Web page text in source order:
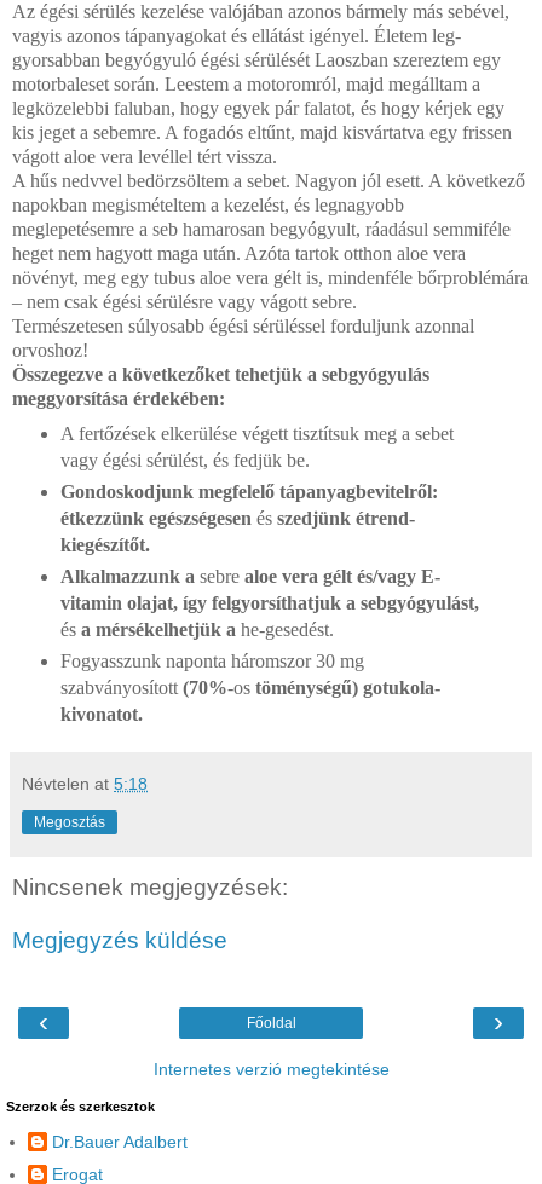
Az égési sérülés kezelése valójában azonos bármely más sebé­vel,
vagyis azonos tápanyagokat és ellátást igényel. Életem leg­
gyorsabban begyógyuló égési sérülését Laoszban szereztem egy
motorbaleset során. Leestem a motoromról, majd megálltam a
legközelebbi faluban, hogy egyek pár falatot, és hogy kérjek egy
kis jeget a sebemre. A fogadós eltűnt, majd kisvártatva egy frissen
vágott aloe vera levéllel tért vissza.
A hűs nedvvel be­dörzsöltem a sebet. Nagyon jól esett. A következő
napokban megismételtem a kezelést, és legnagyobb
meglepetésemre a seb hamarosan begyógyult, ráadásul semmiféle
heget nem ha­gyott maga után. Azóta tartok otthon aloe vera
növényt, meg egy tubus aloe vera gélt is, mindenféle bőrproblémára
– nem csak égési sérülésre vagy vágott sebre.
Természetesen súlyosabb égési sérüléssel forduljunk azon­nal
orvoshoz!
Összegezve a következőket tehetjük a sebgyógyulás
meggyorsítá­sa érdekében:
A fertőzések elkerülése végett tisztítsuk meg a sebet
vagy égési sérülést, és fedjük be.
Gondoskodjunk megfelelő tápanyagbevitelről:
étkezzünk egész­ségesen és szedjünk étrend-
kiegészítőt.
Alkalmazzunk a sebre aloe vera gélt és/vagy E-
vitamin olajat, így felgyorsíthatjuk a sebgyógyulást,
és a mérsékelhetjük a he-gesedést.
Fogyasszunk naponta háromszor 30 mg
szabványosított (70%-os töménységű) gotukola-
kivonatot.
Névtelen at 5:18
Megosztás
Nincsenek megjegyzések:
Megjegyzés küldése
‹ ›
Főoldal
Internetes verzió megtekintése
Szerzok és szerkesztok
Dr.Bauer Adalbert
Erogat